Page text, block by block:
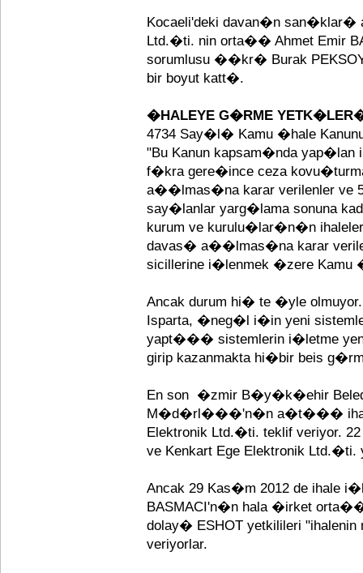
Kocaeli'deki davan�n san�klar�
Ltd.�ti. nin orta�� Ahmet Emir
sorumlusu ��kr� Burak
bir boyut katt�.
�HALEYE G�RME
4734 Say�l� Kamu �hale
"Bu Kanun kapsam�nda yap�lan
f�kra gere�ince ceza
a��lmas�na karar verilenler ve
say�lanlar yarg�lama sonuna
kurum ve kurulu�lar�n�n
davas� a��lmas�na karar
sicillerine i�lenmek �zere Kamu
Ancak durum hi� te �yle
Isparta, �neg�l i�in yeni
yapt��� sistemlerin i�letme
girip kazanmakta hi�bir beis
En son �zmir B�y�k�ehir
M�d�rl���'n�n a�t���
Elektronik Ltd.�ti. teklif veriyor.
ve Kenkart Ege Elektronik Ltd.�ti.
Ancak 29 Kas�m 2012 de ihale
BASMACI'n�n hala �irket
dolay� ESHOT yetkilileri "ihalenin
veriyorlar.